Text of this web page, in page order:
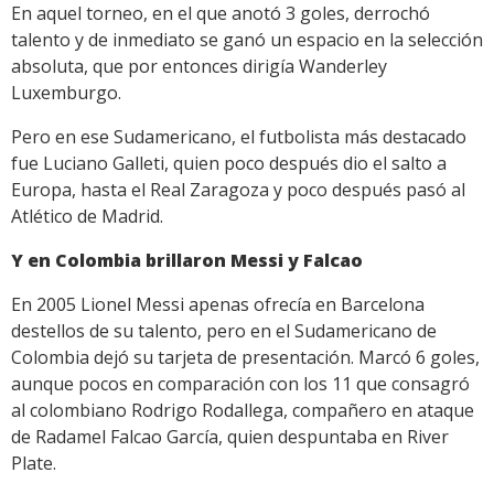
En aquel torneo, en el que anotó 3 goles, derrochó
talento y de inmediato se ganó un espacio en la selección
absoluta, que por entonces dirigía Wanderley
Luxemburgo.
Pero en ese Sudamericano, el futbolista más destacado
fue Luciano Galleti, quien poco después dio el salto a
Europa, hasta el Real Zaragoza y poco después pasó al
Atlético de Madrid.
Y en Colombia brillaron Messi y Falcao
En 2005 Lionel Messi apenas ofrecía en Barcelona
destellos de su talento, pero en el Sudamericano de
Colombia dejó su tarjeta de presentación. Marcó 6 goles,
aunque pocos en comparación con los 11 que consagró
al colombiano Rodrigo Rodallega, compañero en ataque
de Radamel Falcao García, quien despuntaba en River
Plate.